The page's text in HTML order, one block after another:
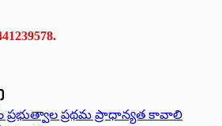
ప్రభుత్వాల ప్రథమ ప్రాధాన్యత కావాలి